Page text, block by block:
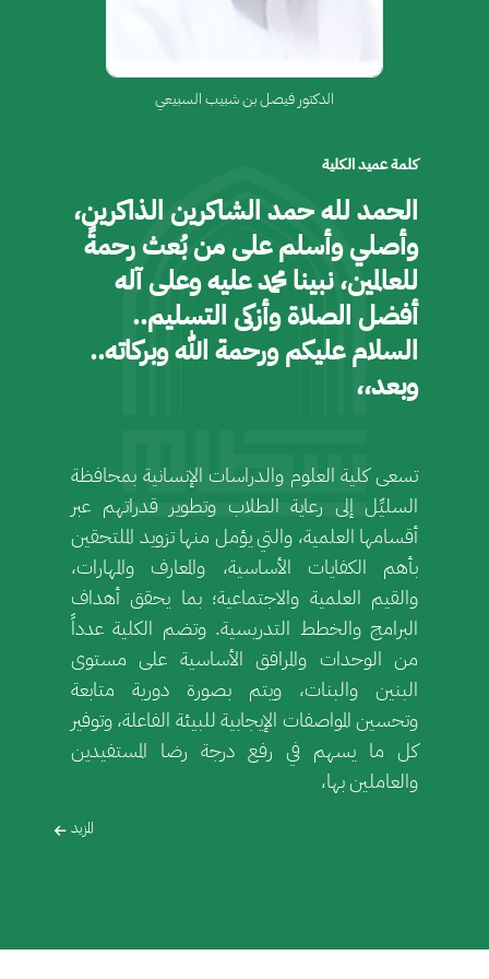
كلمة عميد الكلية
الحمد لله حمد الشاكرين الذاكرين،
وأصلي وأسلم على من بُعث رحمةً
للعالمين، نبينا محمد عليه وعلى آله
أفضل الصلاة وأزكى التسليم..
السلام عليكم ورحمة الله وبركاته..
وبعد،، ​
تسعى كلية العلوم والدراسات الإنسانية بمحافظة
السليِّل إلى رعاية الطلاب وتطوير قدراتهم عبر
أقسامها العلمية، والتي يؤمل منها تزويد الملتحقين
بأهم الكفايات الأساسية، والمعارف والمهارات،
والقيم العلمية والاجتماعية؛ بما يحقق أهداف
البرامج والخطط التدريسية. وتضم الكلية عدداً
من الوحدات والمرافق الأساسية على مستوى
البنين والبنات، ويتم بصورة دورية متابعة
وتحسين المواصفات الإيجابية للبيئة الفاعلة، وتوفير
كل​​ ما يسهم في رفع درجة رضا المستفيدين
والعاملين بها،
المزيد
الدكتور فيصل بن شبيب السبيعي